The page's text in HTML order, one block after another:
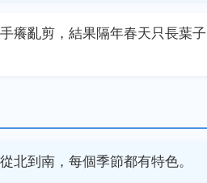
癢亂剪，結果隔年春天只長葉子
北到南，每個季節都有特色。